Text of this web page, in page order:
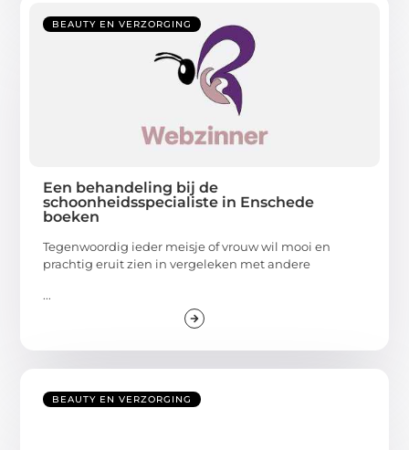
BEAUTY EN VERZORGING
Een behandeling bij de
schoonheidsspecialiste in Enschede
boeken
Tegenwoordig ieder meisje of vrouw wil mooi en
prachtig eruit zien in vergeleken met andere
...
BEAUTY EN VERZORGING